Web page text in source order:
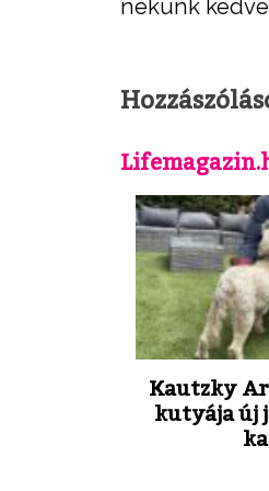
nekünk
Kautzky
kutyája új